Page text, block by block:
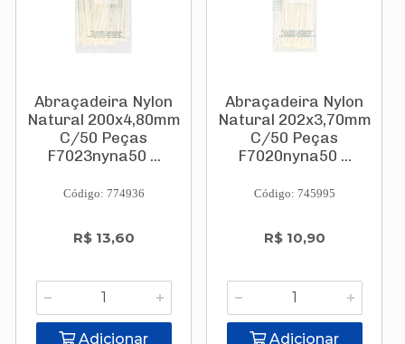
Abraçadeira Nylon
Natural 200x4,80mm
C/50 Peças
F7023nyna50 ...
Código: 774936
R$ 13,60
Adicionar
Abraçadeira Nylon
Natural 202x3,70mm
C/50 Peças
F7020nyna50 ...
Código: 745995
R$ 10,90
Adicionar